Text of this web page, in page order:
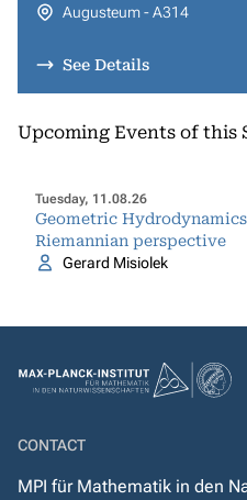
Augusteum - A314
See Details
Upcoming Events of this
Tuesday, 11.08.26
Geometric
Riemannian perspective
Gerard Misiolek
CONTACT
MPI für Mathematik in den